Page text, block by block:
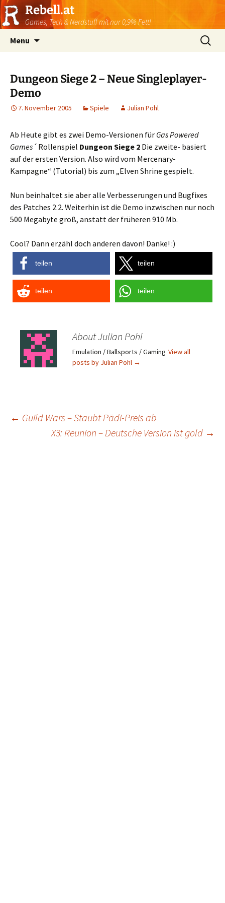
Rebell.at
Games, Tech & Nerdstuff mit nur 0,9% Fett!
Menu
Suchen
nach:
Dungeon Siege 2 – Neue Singleplayer-
Demo
7. November 2005 Spiele Julian Pohl
Ab Heute gibt es zwei Demo-Versionen für Gas Powered
Games´ Rollenspiel Dungeon Siege 2 Die zweite- basiert
auf der ersten Version. Also wird vom Mercenary-
Kampagne“ (Tutorial) bis zum „Elven Shrine gespielt.
Nun beinhaltet sie aber alle Verbesserungen und Bugfixes
des Patches 2.2. Weiterhin ist die Demo inzwischen nur noch
500 Megabyte groß, anstatt der früheren 910 Mb.
Cool? Dann erzähl doch anderen davon! Danke! :)
teilen teilen
teilen teilen
About Julian Pohl
Emulation / Ballsports / Gaming View all
posts by Julian Pohl →
Post
← Guild Wars – Staubt Pädi-Preis ab
X3: Reunion – Deutsche Version ist gold →